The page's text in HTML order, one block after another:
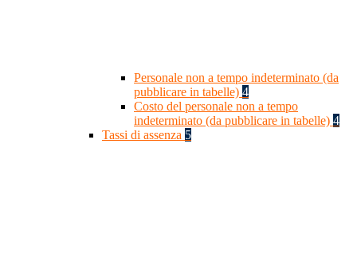
Personale non a tempo indeterminato (da
pubblicare in tabelle) 4
Costo del personale non a tempo
indeterminato (da pubblicare in tabelle) 4
Tassi di assenza 5